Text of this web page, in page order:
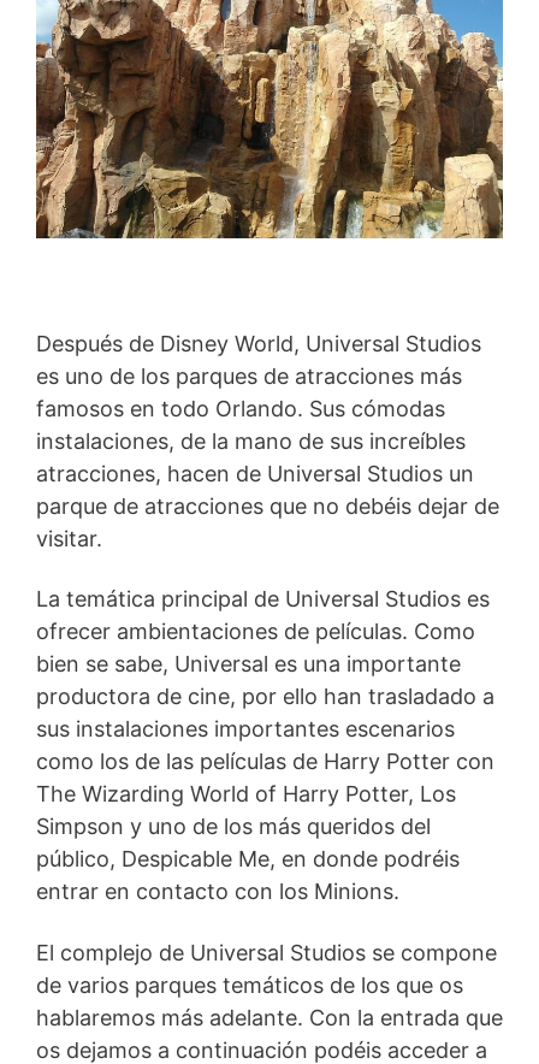
Después de Disney World, Universal Studios
es uno de los parques de atracciones más
famosos en todo Orlando. Sus cómodas
instalaciones, de la mano de sus increíbles
atracciones, hacen de Universal Studios un
parque de atracciones que no debéis dejar de
visitar.
La temática principal de Universal Studios es
ofrecer ambientaciones de películas. Como
bien se sabe, Universal es una importante
productora de cine, por ello han trasladado a
sus instalaciones importantes escenarios
como los de las películas de Harry Potter con
The Wizarding World of Harry Potter, Los
Simpson y uno de los más queridos del
público, Despicable Me, en donde podréis
entrar en contacto con los Minions.
El complejo de Universal Studios se compone
de varios parques temáticos de los que os
hablaremos más adelante. Con la entrada que
os dejamos a continuación podéis acceder a